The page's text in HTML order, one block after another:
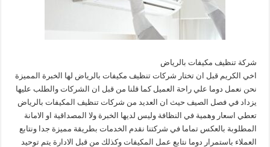
شركة تنظيف مكيفات بالرياض
اخي الكريم قبل ان تختار شركات تنظيف مكيفات بالرياض لها الخبرة المميزة
نحن نعمل دوما علي راحة العميل كما قلنا من قبل ان الشركات والطلب عليها
يزداد في فصل الصيف حيث ان العديد من شركات تنظيف المكيفات بالرياض
تعطي اسعار وهمية في النظافة وليس لديها الخبرة ولا المصداقية او الامانة
المطلوبة بالعكس تماما في شركتنا نقدم الخدمات بطريقة مميزة جدا ونتابع
العملاء باستمرار دوما نتابع عمل المكيفات وكذلك من قبل الادارة يتم توحيد